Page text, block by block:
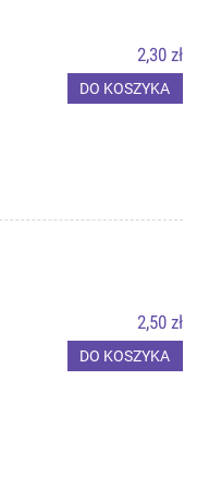
2,30 zł
DO KOSZYKA
2,50 zł
DO KOSZYKA